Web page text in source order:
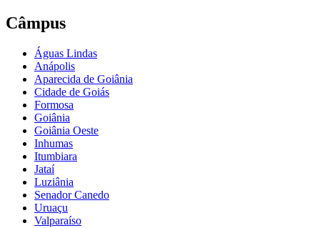
Câmpus
Águas Lindas
Anápolis
Aparecida de Goiânia
Cidade de Goiás
Formosa
Goiânia
Goiânia Oeste
Inhumas
Itumbiara
Jataí
Luziânia
Senador Canedo
Uruaçu
Valparaíso